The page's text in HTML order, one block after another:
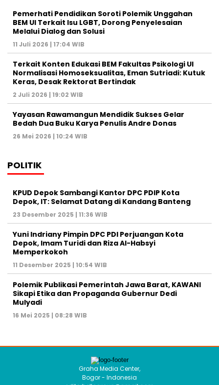
Pemerhati Pendidikan Soroti Polemik Unggahan
BEM UI Terkait Isu LGBT, Dorong Penyelesaian
Melalui Dialog dan Solusi
11 Juli 2026 | 17:04 WIB
Terkait Konten Edukasi BEM Fakultas Psikologi UI
Normalisasi Homoseksualitas, Eman Sutriadi: Kutuk
Keras, Desak Rektorat Bertindak
2 Juli 2026 | 19:02 WIB
Yayasan Rawamangun Mendidik Sukses Gelar
Bedah Dua Buku Karya Penulis Andre Donas
26 Mei 2026 | 10:24 WIB
POLITIK
KPUD Depok Sambangi Kantor DPC PDIP Kota
Depok, IT: Selamat Datang di Kandang Banteng
23 Desember 2025 | 11:36 WIB
Yuni Indriany Pimpin DPC PDI Perjuangan Kota
Depok, Imam Turidi dan Riza Al-Habsyi
Memperkokoh
11 Desember 2025 | 10:54 WIB
Polemik Publikasi Pemerintah Jawa Barat, KAWANI
Sikapi Etika dan Propaganda Gubernur Dedi
Mulyadi
16 Mei 2025 | 08:28 WIB
Graha Media Center,
Bogor - Indonesia